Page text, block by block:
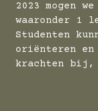
2023 mogen
waaronder 1
Studenten
oriënteren en
krachten bij,